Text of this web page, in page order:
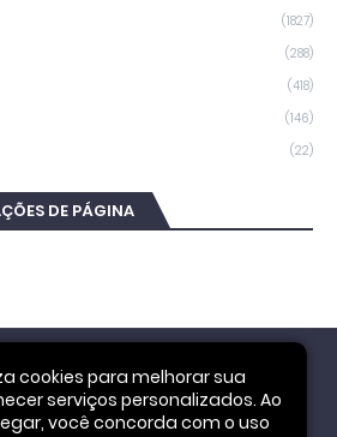
(1827)
(288)
(418)
(146)
(22)
DE PÁGINA
cookies para melhorar sua
serviços personalizados. Ao
você concorda com o uso